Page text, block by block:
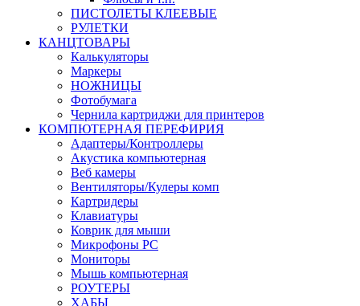
ПИСТОЛЕТЫ КЛЕЕВЫЕ
РУЛЕТКИ
КАНЦТОВАРЫ
Калькуляторы
Маркеры
НОЖНИЦЫ
Фотобумага
Чернила картриджи для принтеров
КОМПЮТЕРНАЯ ПЕРЕФИРИЯ
Адаптеры/Контроллеры
Акустика компьютерная
Веб камеры
Вентиляторы/Кулеры комп
Картридеры
Клавиатуры
Коврик для мыши
Микрофоны PC
Мониторы
Мышь компьютерная
РОУТЕРЫ
ХАБЫ